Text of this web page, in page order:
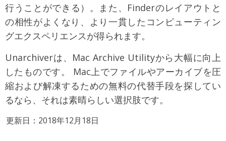
行うことができる）。また、Finderのレイアウトと
の相性がよくなり、より一貫したコンピューティン
グエクスペリエンスが得られます。
Unarchiverは、Mac Archive Utilityから大幅に向上
したものです。 Mac上でファイルやアーカイブを圧
縮および解凍するための無料の代替手段を探してい
るなら、それは素晴らしい選択肢です。
更新日：2018年12月18日